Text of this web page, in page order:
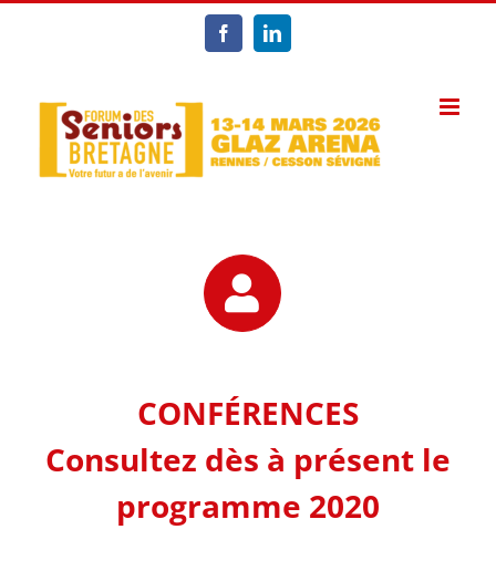
Passer
FacebookLinkedIn
CONFÉRENCES
Consultez dès à présent le
programme 2020